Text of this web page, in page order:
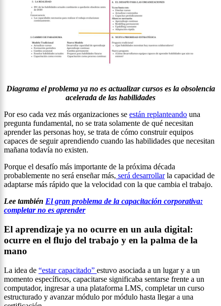
Diagrama el problema ya no es actualizar cursos es la obsolencia
acelerada de las habilidades
Por eso cada vez más organizaciones se están replanteando una
pregunta fundamental, no se trata solamente de qué necesitan
aprender las personas hoy, se trata de cómo construir equipos
capaces de seguir aprendiendo cuando las habilidades que necesitan
mañana todavía no existen.
Porque el desafío más importante de la próxima década
probablemente no será enseñar más, será desarrollarla capacidad de
adaptarse más rápido que la velocidad con la que cambia el trabajo.
Lee también El gran problema de la capacitación corporativa:
completar no es aprender
El aprendizaje ya no ocurre en un aula digital:
ocurre en el flujo del trabajo y en la palma de la
mano
La idea de “estar capacitado” estuvo asociada a un lugar y a un
momento específicos, capacitarse significaba sentarse frente a un
computador, ingresar a una plataforma LMS, completar un curso
estructurado y avanzar módulo por módulo hasta llegar a una